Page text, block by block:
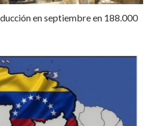
en septiembre en 188.000